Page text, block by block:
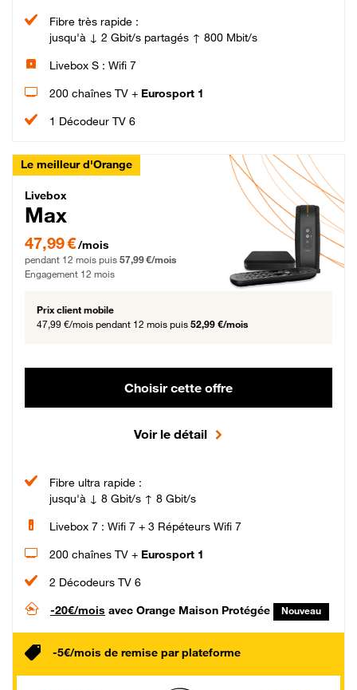
Fibre très rapide :
jusqu'à ↓ 2 Gbit/s partagés ↑ 800 Mbit/s
Livebox S : Wifi 7
200 chaînes TV + Eurosport 1
1 Décodeur TV 6
Le meilleur d'Orange
Livebox Max Fibre
Livebox
Max
47,99 € par mois pendant 12 mois puis 57,99 € par mois, Engagement 12 mois
47,99 €/mois
pendant 12 mois puis 57,99 €/mois
Engagement 12 mois
Prix client mobile
47,99 €/mois pendant 12 mois puis 52,99 €/mois
Choisir cette offre
Voir le détail
Fibre ultra rapide :
jusqu'à ↓ 8 Gbit/s ↑ 8 Gbit/s
Livebox 7 : Wifi 7 + 3 Répéteurs Wifi 7
200 chaînes TV + Eurosport 1
2 Décodeurs TV 6
-20€/mois avec Orange Maison Protégée Nouveau
-5€/mois de remise par plateforme